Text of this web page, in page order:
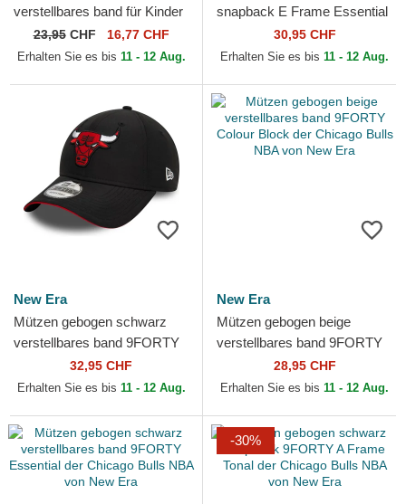
verstellbares band für Kinder
9FORTY The League der
Chicago Bulls NBA von...
23,95CHF 16,77 CHF
Erhalten Sie es bis 11 - 12 Aug.
snapback E Frame Essential
der Chicago Bulls NBA von
New Era
30,95 CHF
Erhalten Sie es bis 11 - 12 Aug.
New Era
Mützen gebogen schwarz
verstellbares band 9FORTY
Microfibre der Chicago Bulls
NBA von New Era
32,95 CHF
Erhalten Sie es bis 11 - 12 Aug.
New Era
Mützen gebogen beige
verstellbares band 9FORTY
Colour Block der Chicago
Bulls NBA von New Era
28,95 CHF
Erhalten Sie es bis 11 - 12 Aug.
-30%